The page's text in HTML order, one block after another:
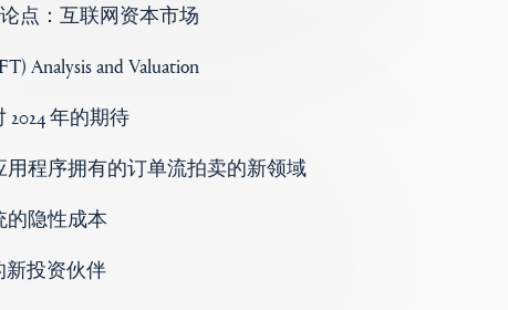
论点：互联网资本市场
Analysis and Valuation
2024 年的期待
用程序拥有的订单流拍卖的新领域
的隐性成本
新投资伙伴